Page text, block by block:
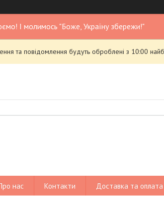
І молимось "Боже, Україну збережи!"
та повідомлення будуть оброблені з 10:00
нас Контакти Доставка та оплата